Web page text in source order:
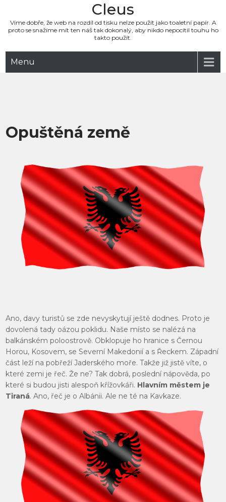
Cleus
Víme dobře, že web na rozdíl od tisku nelze použít jako toaletní papír. A
proto se snažíme mít ten náš tak dokonalý, aby nikdo nepocítil touhu ho
takto použít.
Menu
Opuštěná země
Ano, davy turistů se zde nevyskytují ještě dodnes. Proto je
dovolená tady oázou poklidu. Naše místo se nalézá na
balkánském poloostrově. Obklopuje ho hranice s Černou
Horou, Kosovem, se Severní Makedonií a s Řeckem. Západní
část leží na pobřeží Jaderského moře. Takže již jistě víte, o
které zemi je řeč. Že ne? Tak dobrá, poslední nápověda, po
které si budou jisti alespoň křížovkáři. Hlavním městem je
Tiraná. Ano, řeč je o Albánii. Ale ne té na Kavkaze.